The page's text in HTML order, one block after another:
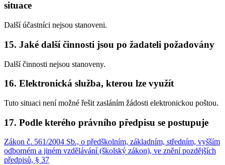
situace
Další účastníci nejsou stanoveni.
15. Jaké další činnosti jsou po žadateli požadovány
Další činnosti nejsou stanoveny.
16. Elektronická služba, kterou lze využít
Tuto situaci není možné řešit zasláním žádosti elektronickou poštou.
17. Podle kterého právního předpisu se postupuje
Zákon č. 561/2004 Sb., o předškolním, základním, středním, vyšším
odborném a jiném vzdělávání (školský zákon), ve znění pozdějších
předpisů, § 37